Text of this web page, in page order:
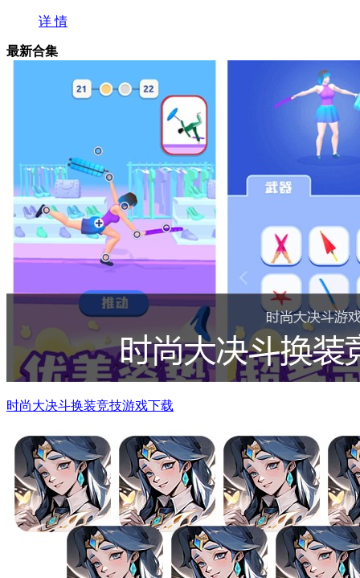
详 情
最新合集
时尚大决斗换装竞技游戏下载